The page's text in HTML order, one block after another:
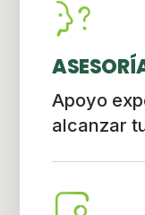
Apoyo
alcanzar